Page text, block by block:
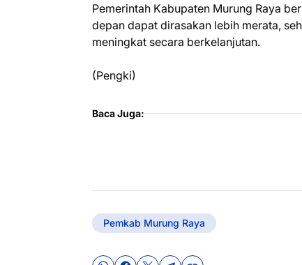
Pemerintah Kabupaten Murung Raya
depan dapat dirasakan lebih merata,
meningkat secara berkelanjutan.
(Pengki)
Baca Juga:
Pemkab Murung Raya